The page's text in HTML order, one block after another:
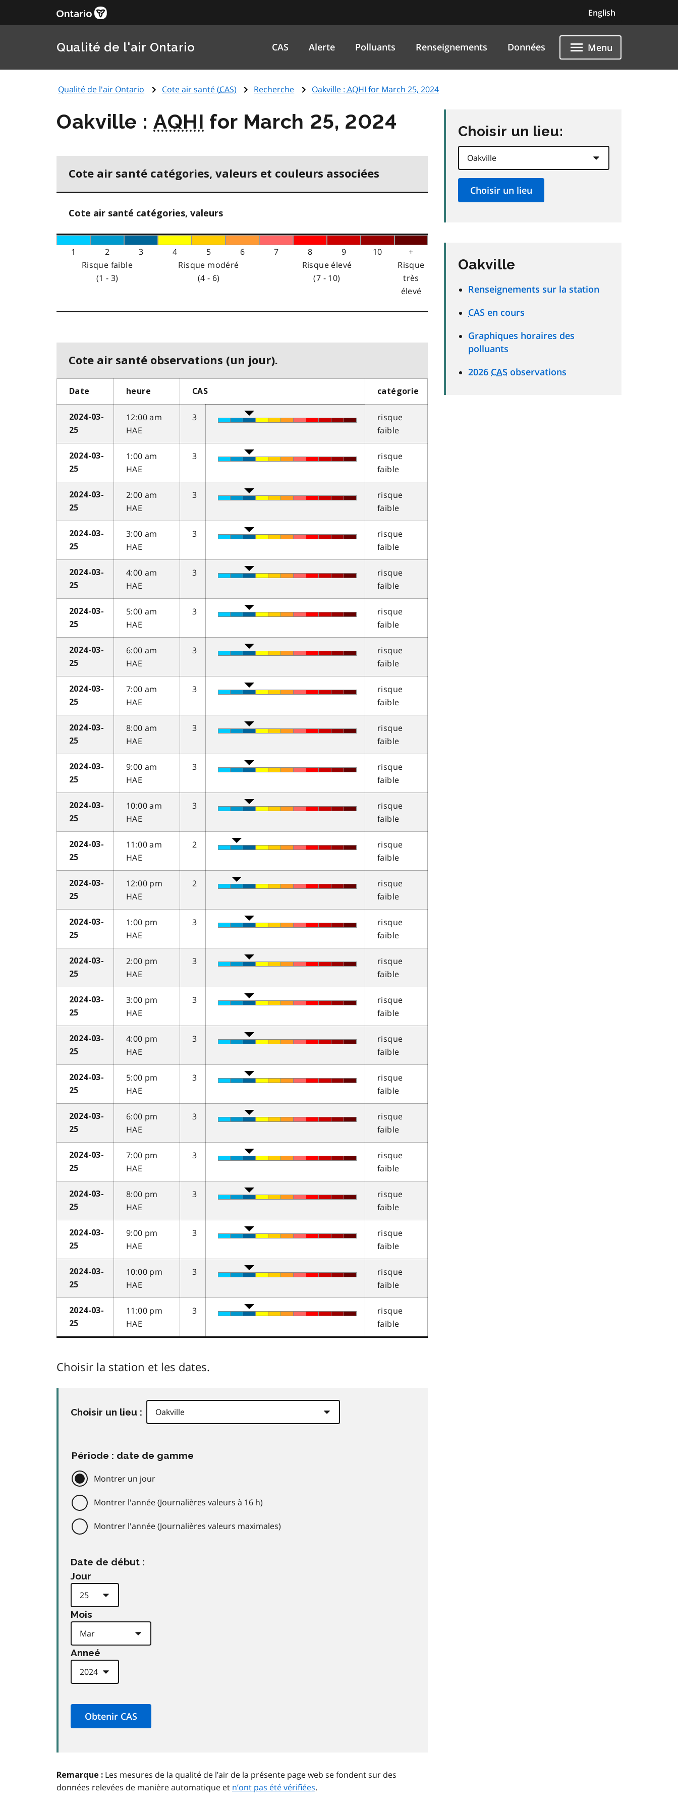
English
Qualité de l'air Ontario CAS Alerte Polluants Renseignements Données Menu
Qualité de l'air Ontario Cote air santé (CAS) Recherche Oakville : AQHI for March 25, 2024
Oakville :AQHI for March 25, 2024
Cote air santé catégories, valeurs et couleurs associées
Cote air santé catégories, valeurs
1 2 3 4 5 6 7 8 9 10
+
Risque faible
(1 - 3)
Risque modéré
(4 - 6)
Risque élevé
(7 - 10)
Risque
très
élevé
Cote air santé observations (un jour).
Date heure CAS catégorie
2024-03-
25
12:00 am
HAE
3
risque
faible
2024-03-
25
1:00 am
HAE
3
risque
faible
2024-03-
25
2:00 am
HAE
3
risque
faible
2024-03-
25
3:00 am
HAE
3
risque
faible
2024-03-
25
4:00 am
HAE
3
risque
faible
2024-03-
25
5:00 am
HAE
3
risque
faible
2024-03-
25
6:00 am
HAE
3
risque
faible
2024-03-
25
7:00 am
HAE
3
risque
faible
2024-03-
25
8:00 am
HAE
3
risque
faible
2024-03-
25
9:00 am
HAE
3
risque
faible
2024-03-
25
10:00 am
HAE
3
risque
faible
2024-03-
25
11:00 am
HAE
2
risque
faible
2024-03-
25
12:00 pm
HAE
2
risque
faible
2024-03-
25
1:00 pm
HAE
3
risque
faible
2024-03-
25
2:00 pm
HAE
3
risque
faible
2024-03-
25
3:00 pm
HAE
3
risque
faible
2024-03-
25
4:00 pm
HAE
3
risque
faible
2024-03-
25
5:00 pm
HAE
3
risque
faible
2024-03-
25
6:00 pm
HAE
3
risque
faible
2024-03-
25
7:00 pm
HAE
3
risque
faible
2024-03-
25
8:00 pm
HAE
3
risque
faible
2024-03-
25
9:00 pm
HAE
3
risque
faible
2024-03-
25
10:00 pm
HAE
3
risque
faible
2024-03-
25
11:00 pm
HAE
3
risque
faible
Choisir la station et les dates.
Choisir un lieu :
Période : date de gamme
Montrer un jour
Montrer l'année (Journalières valeurs à 16 h)
Montrer l'année (Journalières valeurs maximales)
Date de début :
Jour
Mois
Anneé
Remarque : Les mesures de la qualité de l’air de la présente page web se fondent sur des
données relevées de manière automatique et n’ont pas été vérifiées.
Choisir un lieu:
Oakville
Renseignements sur la station
CAS en cours
Graphiques horaires des
polluants
2026 CAS observations